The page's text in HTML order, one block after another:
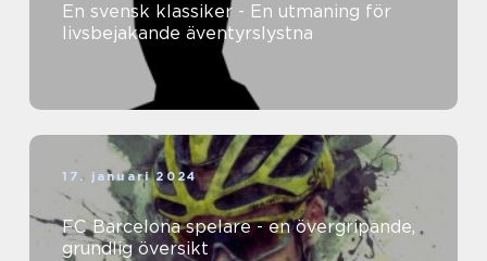
En svensk klassiker - En utmaning för
livsbejakande äventyrslystna
17. januari 2024
FC Barcelona spelare - en övergripande,
grundlig översikt